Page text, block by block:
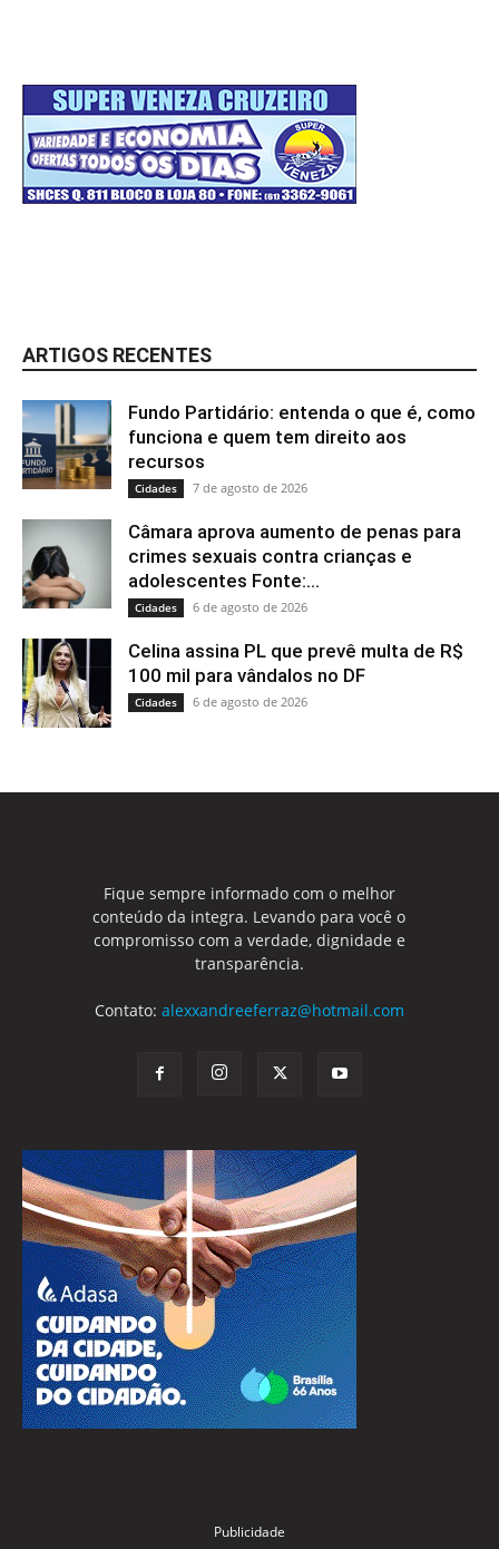
ARTIGOS RECENTES
Fundo Partidário: entenda o que é, como
funciona e quem tem direito aos
recursos
Cidades 7 de agosto de 2026
Câmara aprova aumento de penas para
crimes sexuais contra crianças e
adolescentes Fonte:...
Cidades 6 de agosto de 2026
Celina assina PL que prevê multa de R$
100 mil para vândalos no DF
Cidades 6 de agosto de 2026
Fique sempre informado com o melhor
conteúdo da integra. Levando para você o
compromisso com a verdade, dignidade e
transparência.
Contato: alexxandreeferraz@hotmail.com
Publicidade